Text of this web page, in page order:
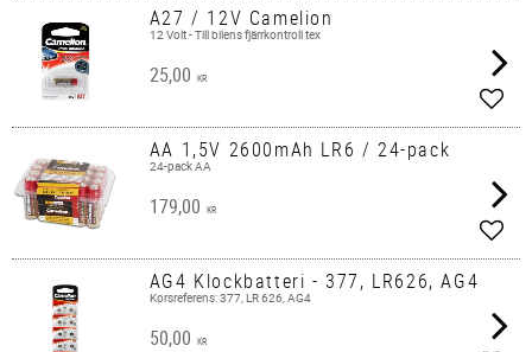
A27 / 12V Camelion
12 Volt - Till bilens fjärrkontroll tex
25,00 KR
Add
AA 1,5V 2600mAh LR6 / 24-pack
24-pack AA
179,00 KR
Add
AG4 Klockbatteri - 377, LR626, AG4
Korsreferens: 377, LR 626, AG4
50,00 KR